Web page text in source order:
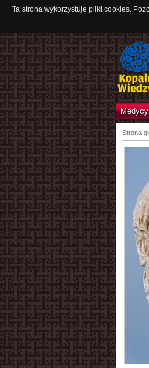
Ta strona wykorzystuje pliki cookies.
Strona